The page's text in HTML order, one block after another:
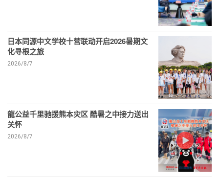
日本同源中文学校十营联动开启2026暑期文
化寻根之旅
2026/8/7
龍公益千里驰援熊本灾区 酷暑之中接力送出
关怀
2026/8/7